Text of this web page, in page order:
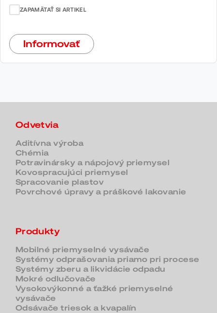
ZAPAMÄTAŤ SI ARTIKEL
Informovať
Odvetvia
Aditívna výroba
Chémia
Potravinársky a nápojový priemysel
Kovospracujúci priemysel
Spracovanie plastov
Povrchové úpravy a práškové lakovanie
Produkty
Mobilné priemyselné vysávače
Systémy odprašovania priamo pri procese
Systémy zberu a likvidácie odpadu
Mokré odlučovače
Vysokovýkonné a ťažké priemyselné
vysávače
Odsávače triesok a kvapalín